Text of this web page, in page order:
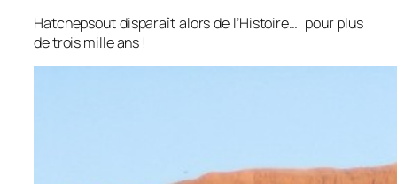
Hatchepsout disparaît alors de l’Histoire… pour plus
de trois mille ans !